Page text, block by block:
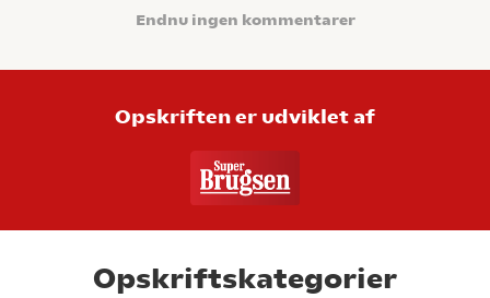
Endnu ingen kommentarer
Opskriften er udviklet af
Opskriftskategorier